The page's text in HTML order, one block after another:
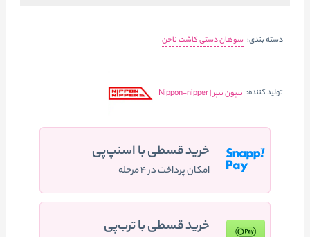
دسته بندی: سوهان دستی کاشت ناخن
تولید کننده: نیپون نیپر | Nippon-nipper
خرید قسطی با اسنپ‌پی
امکان پرداخت در ۴ مرحله
خرید قسطی با ترب‌پی